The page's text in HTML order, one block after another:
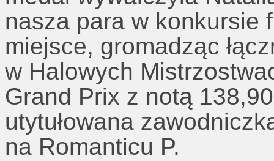
nasza para w konkursie
miejsce, gromadząc
w Halowych
Grand Prix z notą
utytułowana
na Romanticu P.